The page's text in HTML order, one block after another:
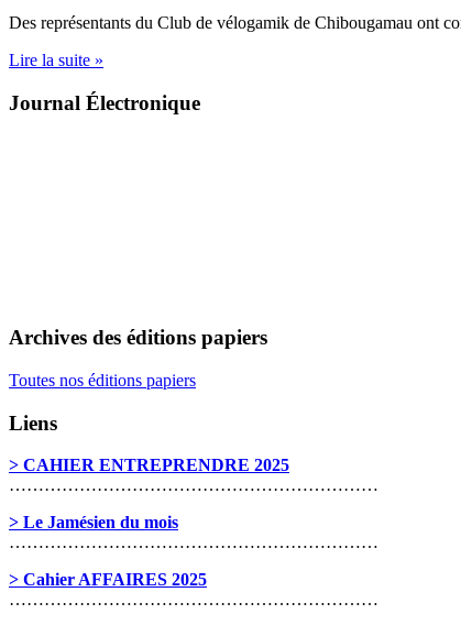
Des représentants du Club de vélogamik de Chibougamau ont
Lire la suite »
Journal Électronique
Archives des éditions papiers
Toutes nos éditions papiers
Liens
> CAHIER ENTREPRENDRE 2025
………………………………………………………
> Le Jamésien du mois
………………………………………………………
> Cahier AFFAIRES 2025
………………………………………………………